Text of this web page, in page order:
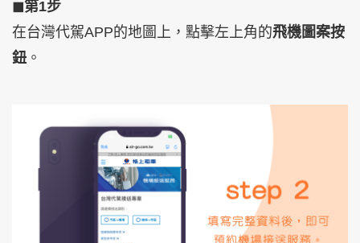
◼︎第1步
在台灣代駕APP的地圖上，點擊左上角的飛機圖案按
鈕 。